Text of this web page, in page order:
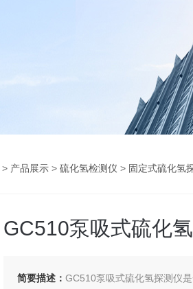
> 产品展示 > 硫化氢检测仪 > 固定式硫化氢
GC510泵吸式硫化
简要描述： GC510泵吸式硫化氢探测仪